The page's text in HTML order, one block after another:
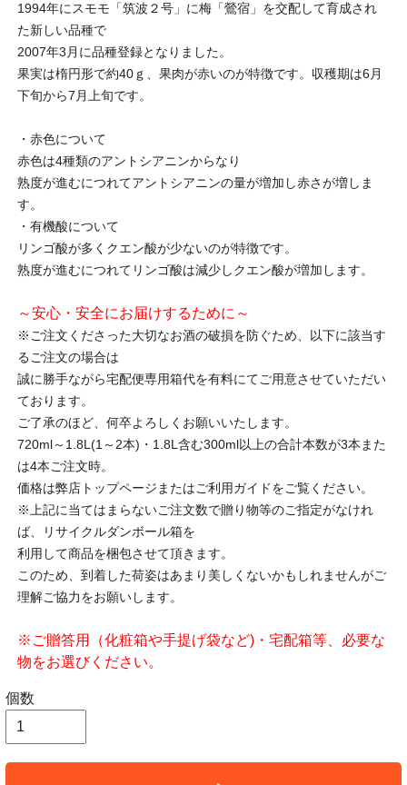
1994年にスモモ「筑波２号」に梅「鶯宿」を交配して育成され
た新しい品種で
2007年3月に品種登録となりました。
果実は楕円形で約40ｇ、果肉が赤いのが特徴です。収穫期は6月
下旬から7月上旬です。
・赤色について
赤色は4種類のアントシアニンからなり
熟度が進むにつれてアントシアニンの量が増加し赤さが増しま
す。
・有機酸について
リンゴ酸が多くクエン酸が少ないのが特徴です。
熟度が進むにつれてリンゴ酸は減少しクエン酸が増加します。
～安心・安全にお届けするために～
※ご注文くださった大切なお酒の破損を防ぐため、以下に該当す
るご注文の場合は
誠に勝手ながら宅配便専用箱代を有料にてご用意させていただい
ております。
ご了承のほど、何卒よろしくお願いいたします。
720ml～1.8L(1～2本)・1.8L含む300ml以上の合計本数が3本また
は4本ご注文時。
価格は弊店トップページまたはご利用ガイドをご覧ください。
※上記に当てはまらないご注文数で贈り物等のご指定がなけれ
ば、リサイクルダンボール箱を
利用して商品を梱包させて頂きます。
このため、到着した荷姿はあまり美しくないかもしれませんがご
理解ご協力をお願いします。
※ご贈答用（化粧箱や手提げ袋など)・宅配箱等、必要な
物をお選びください。
個数